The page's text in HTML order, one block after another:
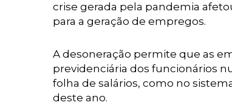
crise gerada pela pandemia
para a geração de empregos.
A desoneração permite que as
previdenciária dos funcionários
folha de salários, como no
deste ano.